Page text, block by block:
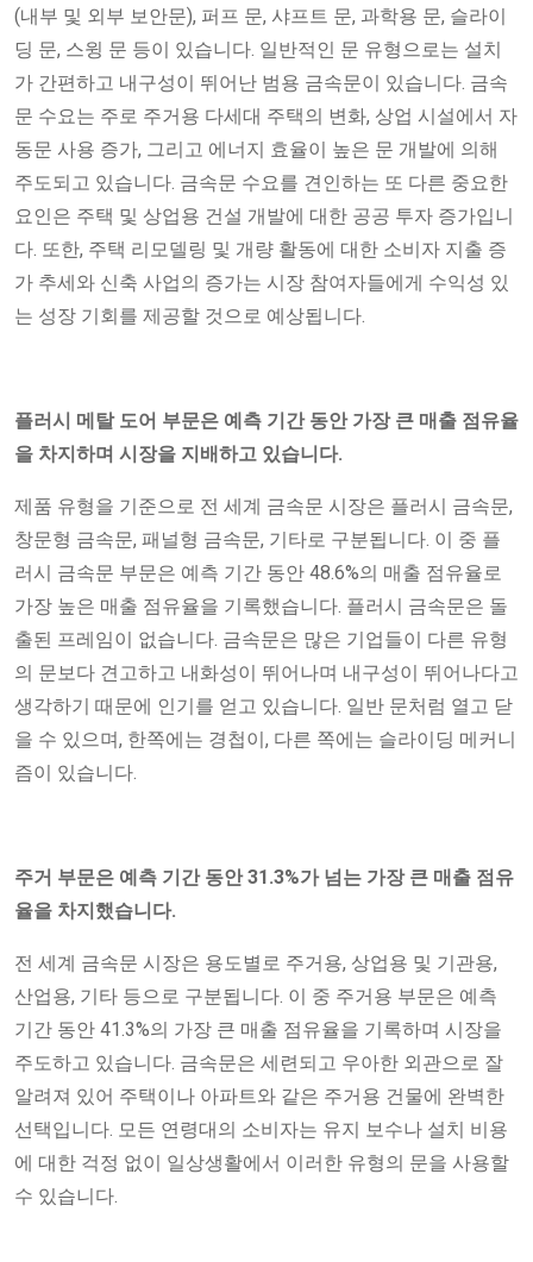
(내부 및 외부 보안문), 퍼프 문, 샤프트 문, 과학용 문, 슬라이
딩 문, 스윙 문 등이 있습니다. 일반적인 문 유형으로는 설치
가 간편하고 내구성이 뛰어난 범용 금속문이 있습니다. 금속
문 수요는 주로 주거용 다세대 주택의 변화, 상업 시설에서 자
동문 사용 증가, 그리고 에너지 효율이 높은 문 개발에 의해
주도되고 있습니다. 금속문 수요를 견인하는 또 다른 중요한
요인은 주택 및 상업용 건설 개발에 대한 공공 투자 증가입니
다. 또한, 주택 리모델링 및 개량 활동에 대한 소비자 지출 증
가 추세와 신축 사업의 증가는 시장 참여자들에게 수익성 있
는 성장 기회를 제공할 것으로 예상됩니다.
플러시 메탈 도어 부문은 예측 기간 동안 가장 큰 매출 점유율
을 차지하며 시장을 지배하고 있습니다.
제품 유형을 기준으로 전 세계 금속문 시장은 플러시 금속문,
창문형 금속문, 패널형 금속문, 기타로 구분됩니다. 이 중 플
러시 금속문 부문은 예측 기간 동안 48.6%의 매출 점유율로
가장 높은 매출 점유율을 기록했습니다. 플러시 금속문은 돌
출된 프레임이 없습니다. 금속문은 많은 기업들이 다른 유형
의 문보다 견고하고 내화성이 뛰어나며 내구성이 뛰어나다고
생각하기 때문에 인기를 얻고 있습니다. 일반 문처럼 열고 닫
을 수 있으며, 한쪽에는 경첩이, 다른 쪽에는 슬라이딩 메커니
즘이 있습니다.
주거 부문은 예측 기간 동안 31.3%가 넘는 가장 큰 매출 점유
율을 차지했습니다.
전 세계 금속문 시장은 용도별로 주거용, 상업용 및 기관용,
산업용, 기타 등으로 구분됩니다. 이 중 주거용 부문은 예측
기간 동안 41.3%의 가장 큰 매출 점유율을 기록하며 시장을
주도하고 있습니다. 금속문은 세련되고 우아한 외관으로 잘
알려져 있어 주택이나 아파트와 같은 주거용 건물에 완벽한
선택입니다. 모든 연령대의 소비자는 유지 보수나 설치 비용
에 대한 걱정 없이 일상생활에서 이러한 유형의 문을 사용할
수 있습니다.